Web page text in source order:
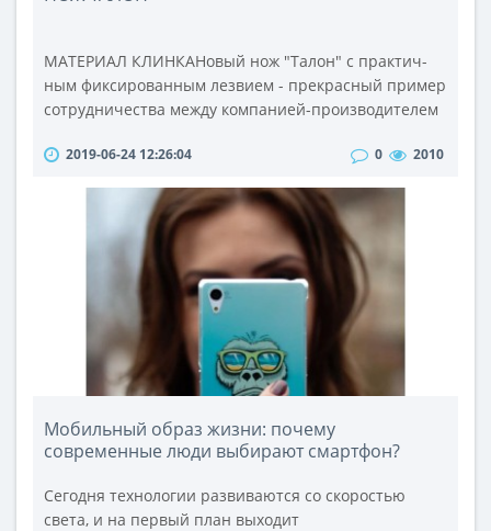
МАТЕРИАЛ КЛИНКАНовый нож "Талон" с практич­
ным фиксированным лезвием - прекрасный пример
сотруд­ничества между компанией-произ­водителем
технологии режущих кромок. Нож с лезвием из
работы отделения CUDA (Camillas Ultra Design
Advantage), и Роба Симонича. Талонит, как
конструкционный материал известен и..
2019-06-24 12:26:04 0 2010
Мобильный образ жизни: почему
современные люди выбирают смартфон?
Сегодня технологии развиваются со скоростью
света, и на первый план выходит